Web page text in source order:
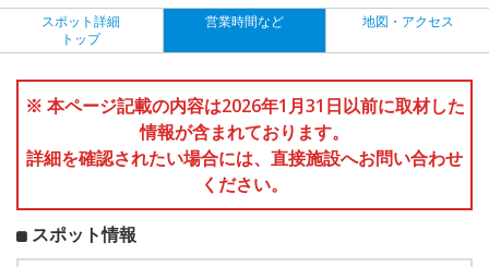
スポット詳細
トップ
営業時間など 地図・アクセス
※ 本ページ記載の内容は2026年1月31日以前に取材した
情報が含まれております。
詳細を確認されたい場合には、直接施設へお問い合わせ
ください。
スポット情報